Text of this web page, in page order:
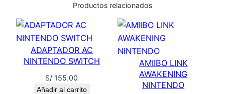
I
Productos relacionados
ADAPTADOR AC
NINTENDO SWITCH
S/ 155.00
Añadir al carrito
AMIIBO LINK
AWAKENING
NINTENDO